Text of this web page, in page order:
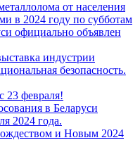
от населения
в 2024 году по субботам
официально объявлен
индустрии
безопасность.
23 февраля!
в Беларуси
2024 года.
и Новым 2024